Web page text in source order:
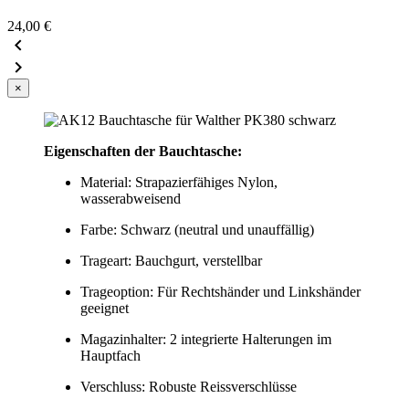
24,00 €


×
Eigenschaften der Bauchtasche:
Material: Strapazierfähiges Nylon,
wasserabweisend
Farbe: Schwarz (neutral und unauffällig)
Trageart: Bauchgurt, verstellbar
Trageoption: Für Rechtshänder und Linkshänder
geeignet
Magazinhalter: 2 integrierte Halterungen im
Hauptfach
Verschluss: Robuste Reissverschlüsse